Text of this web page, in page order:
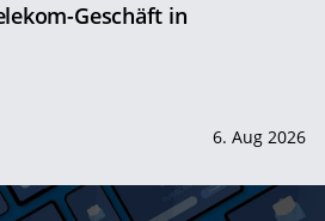
Geschäft in
6. Aug 2026